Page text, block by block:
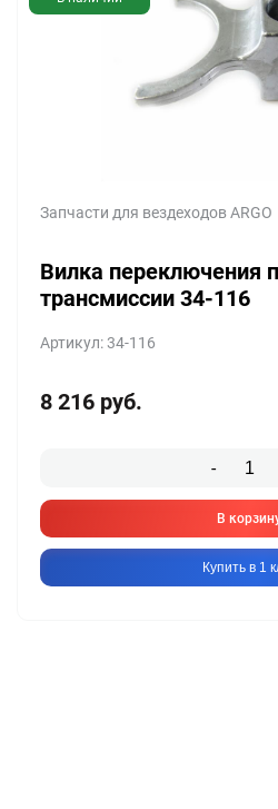
Запчасти для вездеходов ARGO
Вилка переключения
трансмиссии 34-116
Артикул: 34-116
8 216 руб.
-
В
Купить в 1